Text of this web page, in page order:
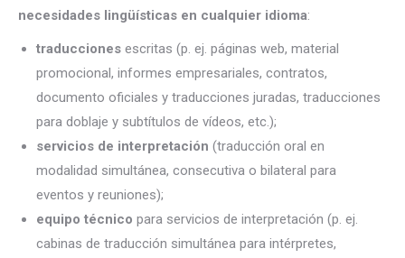
necesidades lingüísticas en cualquier idioma:
traducciones escritas (p. ej. páginas web, material
promocional, informes empresariales, contratos,
documento oficiales y traducciones juradas, traducciones
para doblaje y subtítulos de vídeos, etc.);
servicios de interpretación (traducción oral en
modalidad simultánea, consecutiva o bilateral para
eventos y reuniones);
equipo técnico para servicios de interpretación (p. ej.
cabinas de traducción simultánea para intérpretes,